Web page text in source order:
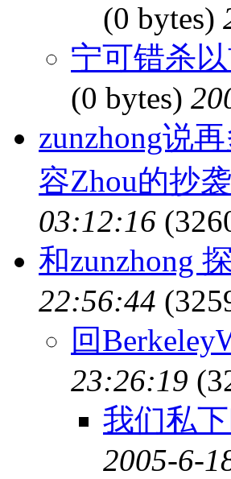
(0 bytes)
宁可错杀
(0 bytes)
zunzhong说
容Zhou的抄
03:12:16
和zunzhong
22:56:44
回
23:26:19
我们私
2005-6-